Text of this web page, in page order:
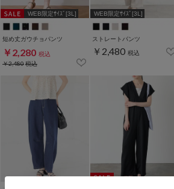
WEB限定ｻｲｽﾞ[3L]
短め丈ガウチョパンツ
￥2,280 税込
￥2,480税込
WEB限定ｻｲｽﾞ[3L]
ストレートパンツ
￥2,480 税込